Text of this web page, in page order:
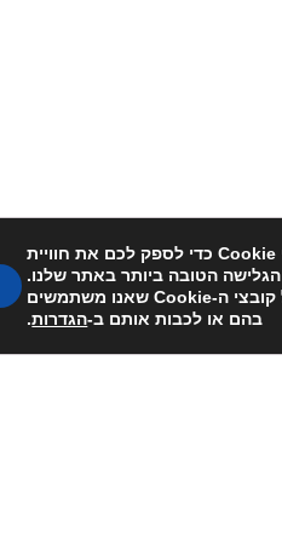
אנו משתמשים בקובצי Cookie כדי לספק לכם את חוויית
הגלישה הטובה ביותר באתר שלנו.
תוכלו למצוא מידע נוסף על קובצי ה-Cookie שאנו משתמשים
בהם או לכבות אותם ב-הגדרות.